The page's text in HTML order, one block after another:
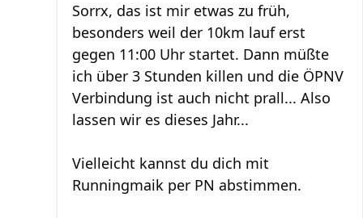
Sorrx, das ist mir etwas zu früh,
besonders weil der 10km lauf erst
gegen 11:00 Uhr startet. Dann müßte
ich über 3 Stunden killen und die ÖPNV
Verbindung ist auch nicht prall... Also
lassen wir es dieses Jahr...
Vielleicht kannst du dich mit
Runningmaik per PN abstimmen.